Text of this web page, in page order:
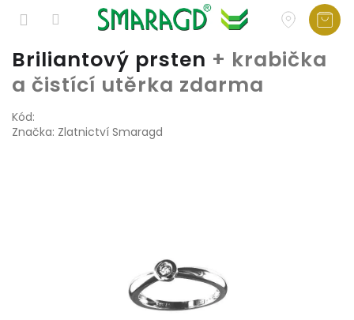
Přejít
obsah
Briliantový prsten + krabička
a čistící utěrka zdarma
Kód:
Značka: Zlatnictví Smaragd